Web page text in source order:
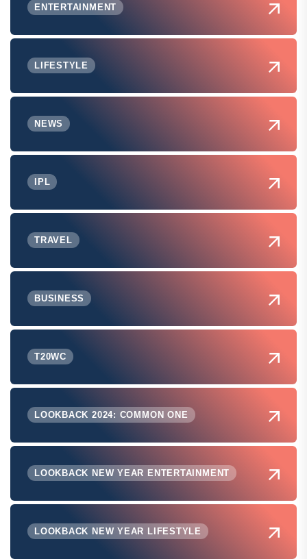
ENTERTAINMENT
LIFESTYLE
NEWS
IPL
TRAVEL
BUSINESS
T20WC
LOOKBACK 2024: COMMON ONE
LOOKBACK NEW YEAR ENTERTAINMENT
LOOKBACK NEW YEAR LIFESTYLE